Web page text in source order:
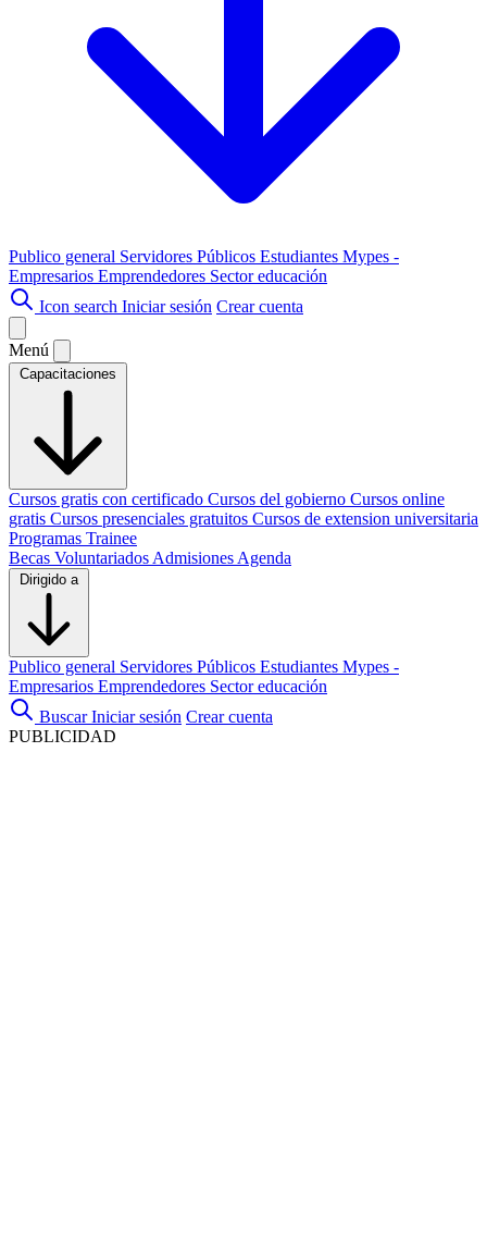
Publico general Servidores Públicos Estudiantes Mypes -
Empresarios Emprendedores Sector educación
Icon search Iniciar sesión Crear cuenta
Menú
Capacitaciones
Cursos gratis con certificado Cursos del gobierno Cursos online
gratis Cursos presenciales gratuitos Cursos de extension universitaria
Programas Trainee
Becas Voluntariados Admisiones Agenda
Dirigido a
Publico general Servidores Públicos Estudiantes Mypes -
Empresarios Emprendedores Sector educación
Buscar Iniciar sesión Crear cuenta
PUBLICIDAD